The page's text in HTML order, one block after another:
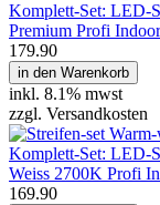
Komplett-Set: LED-
Premium Profi
179.90
in den Warenkorb
inkl. 8.1% mwst
zzgl. Versandkosten
Komplett-Set: LED-
Weiss 2700K Profi
169.90